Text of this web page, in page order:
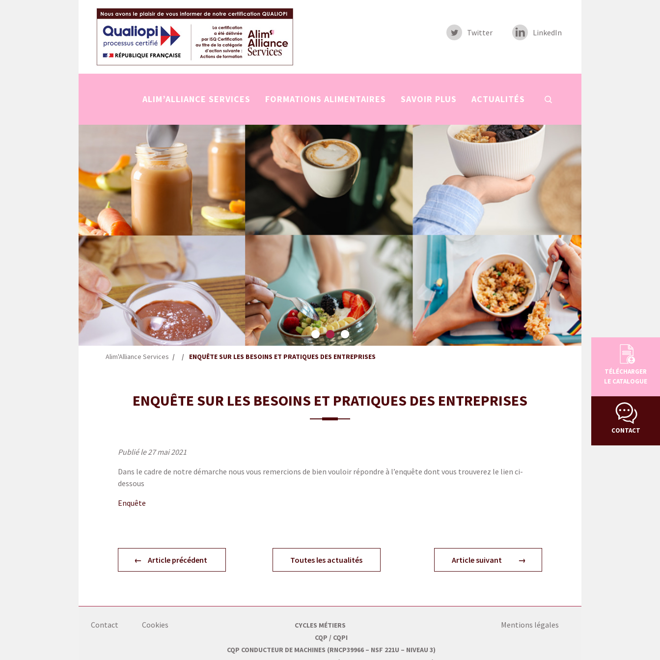
Twitter LinkedIn
ALIM’ALLIANCE SERVICES FORMATIONS ALIMENTAIRES SAVOIR PLUS ACTUALITÉS
Alim'Alliance Services ENQUÊTE SUR LES BESOINS ET PRATIQUES DES ENTREPRISES
ENQUÊTE SUR LES BESOINS ET PRATIQUES DES ENTREPRISES
Publié le 27 mai 2021
Dans le cadre de notre démarche nous vous remercions de bien vouloir répondre à l’enquête dont vous trouverez le lien ci-
dessous
Enquête
Article précédent Toutes les actualités Article suivant
Contact Cookies
CYCLES MÉTIERS
CQP / CQPI
CQP CONDUCTEUR DE MACHINES (RNCP39966 – NSF 221U – NIVEAU 3)
Mentions légales
TÉLÉCHARGER
LE CATALOGUE
CONTACT